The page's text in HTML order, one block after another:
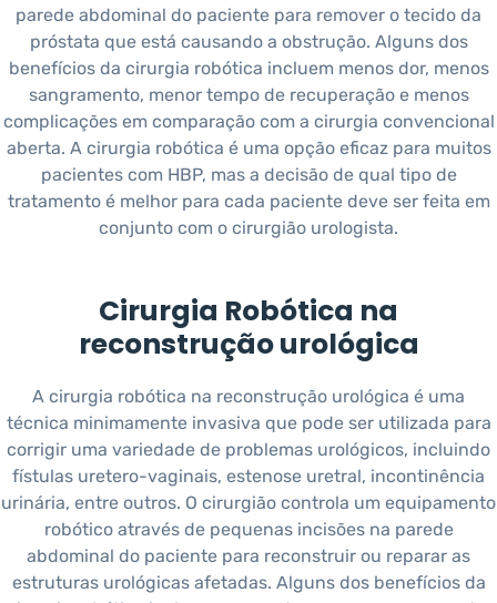
parede abdominal do paciente para remover o tecido da
próstata que está causando a obstrução. Alguns dos
benefícios da cirurgia robótica incluem menos dor, menos
sangramento, menor tempo de recuperação e menos
complicações em comparação com a cirurgia convencional
aberta. A cirurgia robótica é uma opção eficaz para muitos
pacientes com HBP, mas a decisão de qual tipo de
tratamento é melhor para cada paciente deve ser feita em
conjunto com o cirurgião urologista.
Cirurgia Robótica na
reconstrução urológica
A cirurgia robótica na reconstrução urológica é uma
técnica minimamente invasiva que pode ser utilizada para
corrigir uma variedade de problemas urológicos, incluindo
fístulas uretero-vaginais, estenose uretral, incontinência
urinária, entre outros. O cirurgião controla um equipamento
robótico através de pequenas incisões na parede
abdominal do paciente para reconstruir ou reparar as
estruturas urológicas afetadas. Alguns dos benefícios da